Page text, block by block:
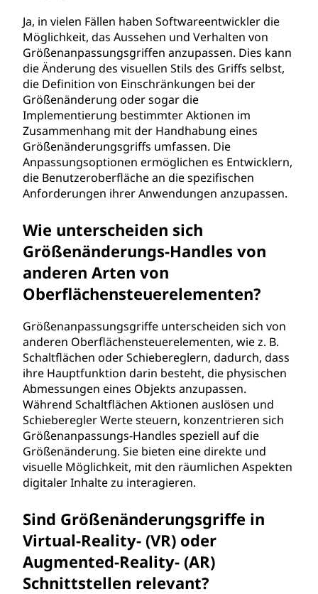
Ja, in vielen Fällen haben Softwareentwickler die
Möglichkeit, das Aussehen und Verhalten von
Größenanpassungsgriffen anzupassen. Dies kann
die Änderung des visuellen Stils des Griffs selbst,
die Definition von Einschränkungen bei der
Größenänderung oder sogar die
Implementierung bestimmter Aktionen im
Zusammenhang mit der Handhabung eines
Größenänderungsgriffs umfassen. Die
Anpassungsoptionen ermöglichen es Entwicklern,
die Benutzeroberfläche an die spezifischen
Anforderungen ihrer Anwendungen anzupassen.
Wie unterscheiden sich
Größenänderungs-Handles von
anderen Arten von
Oberflächensteuerelementen?
Größenanpassungsgriffe unterscheiden sich von
anderen Oberflächensteuerelementen, wie z. B.
Schaltflächen oder Schiebereglern, dadurch, dass
ihre Hauptfunktion darin besteht, die physischen
Abmessungen eines Objekts anzupassen.
Während Schaltflächen Aktionen auslösen und
Schieberegler Werte steuern, konzentrieren sich
Größenanpassungs-Handles speziell auf die
Größenänderung. Sie bieten eine direkte und
visuelle Möglichkeit, mit den räumlichen Aspekten
digitaler Inhalte zu interagieren.
Sind Größenänderungsgriffe in
Virtual-Reality- (VR) oder
Augmented-Reality- (AR)
Schnittstellen relevant?